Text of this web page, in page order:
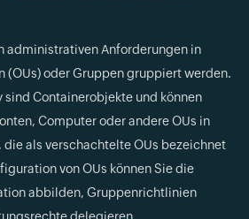
administrativen Anforderungen in
(OUs) oder Gruppen gruppiert werden.
sind Containerobjekte und können
Computer oder andere OUs in
als verschachtelte OUs bezeichnet
von OUs können Sie die
abbilden, Gruppenrichtlinien
delegieren.